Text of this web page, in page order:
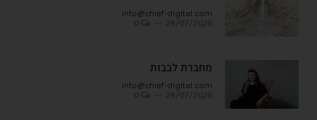
info@chief-digital.com
מחברת לבבות
info@chief-digital.com